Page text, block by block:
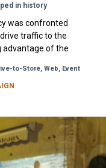
in history
was confronted
traffic to the
advantage of the
to-Store, Web, Event